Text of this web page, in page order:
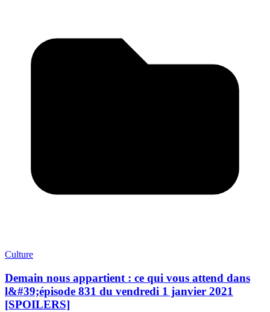
Culture
Demain nous appartient : ce qui vous attend dans
l&#39;épisode 831 du vendredi 1 janvier 2021
[SPOILERS]